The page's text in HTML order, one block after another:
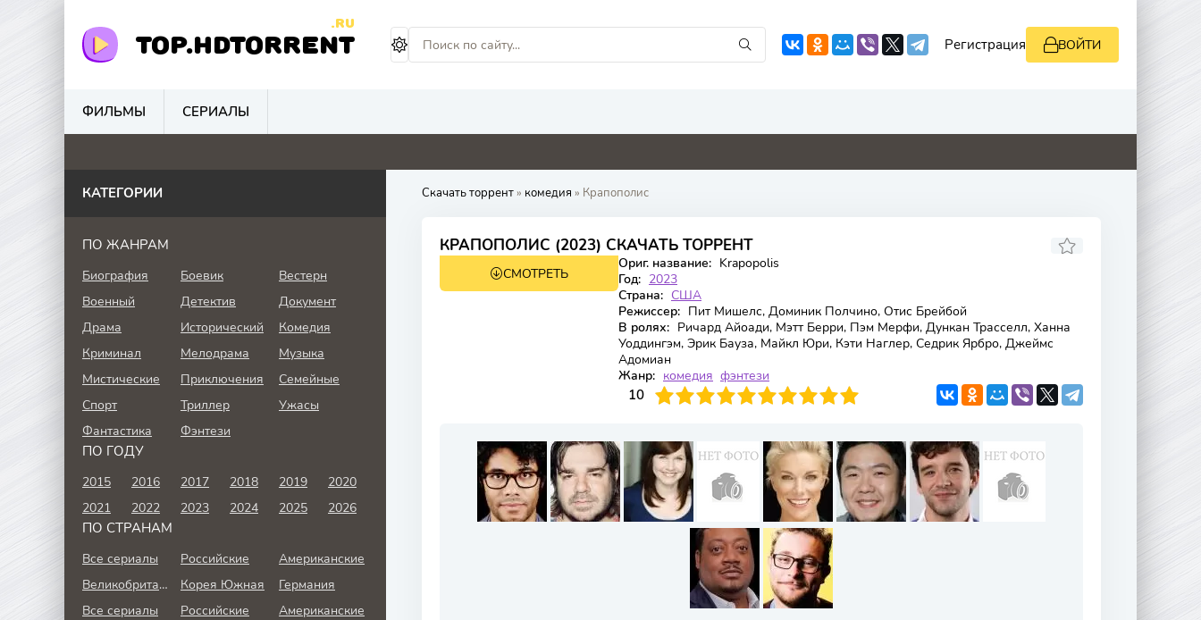
TOP.HDTORRENT
.RU
Регистрация ВОЙТИ
ФИЛЬМЫ СЕРИАЛЫ
3 0 4.8 0 0 0 0 2.2 0 0 0
Скачать торрент» комедия » Крапополис
КРАПОПОЛИС (2023) СКАЧАТЬ ТОРРЕНТ
3 сезон 13 серия
6.879 6.5
СМОТРЕТЬ
Ориг. название: Krapopolis
Год: 2023
Страна: США
Режиссер: Пит Мишелс, Доминик Полчино, Отис Брейбой
В ролях: Ричард Айоади, Мэтт Берри, Пэм Мерфи, Дункан Трасселл, Ханна
Уоддингэм, Эрик Бауза, Майкл Юри, Кэти Наглер, Седрик Ярбро, Джеймс
Адомиан
Жанр: комедия фэнтези
10
4 6 7 8 9 10
КАТЕГОРИИ
ПО ЖАНРАМ
Биография Боевик
Вестерн
Военный
Детектив
Документ
Драма
Исторический
Комедия
Криминал
Мелодрама
Музыка
Мистические
Приключения
Семейные
Спорт
Триллер
Ужасы
Фантастика
Фэнтези
ПО ГОДУ
2015 2016 2017 2018 2019
2020
2021
2022 2023 2024 2025 2026
ПО СТРАНАМ
Все сериалы Российские
Американские
Великобритания
Корея Южная
Германия
Все сериалы
Российские
Американские